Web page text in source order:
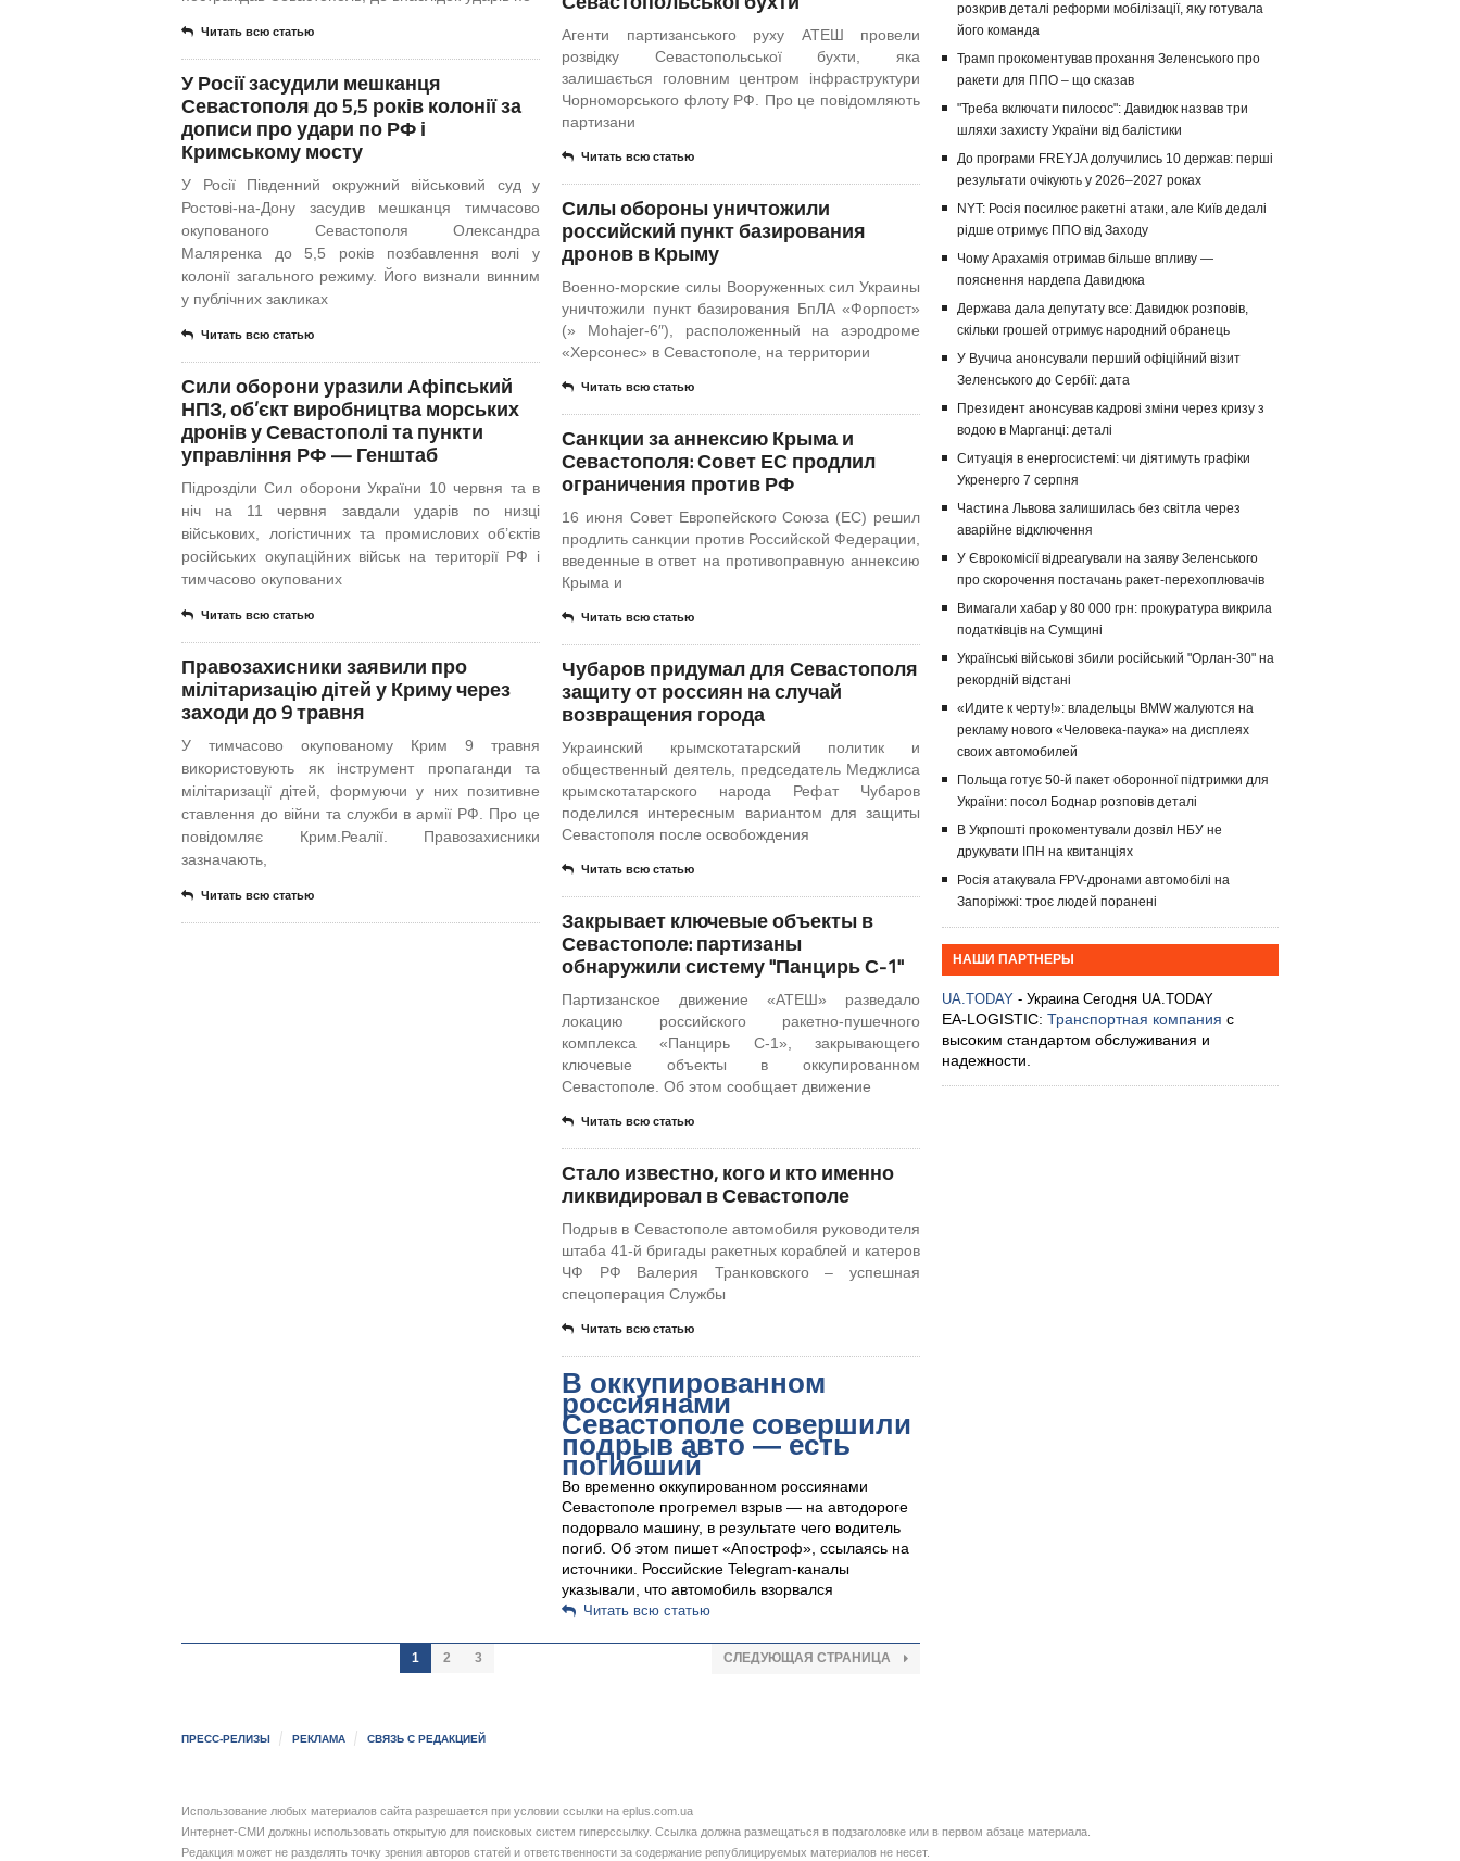
Читать всю статью
У Росії засудили мешканця
Севастополя до 5,5 років колонії за
дописи про удари по РФ і
Кримському мосту
У Росії Південний окружний військовий суд у
Ростові-на-Дону засудив мешканця тимчасово
окупованого Севастополя Олександра
Маляренка до 5,5 років позбавлення волі у
колонії загального режиму. Його визнали винним
у публічних закликах
Читать всю статью
Сили оборони уразили Афіпський
НПЗ, об’єкт виробництва морських
дронів у Севастополі та пункти
управління РФ — Генштаб
Підрозділи Сил оборони України 10 червня та в
ніч на 11 червня завдали ударів по низці
військових, логістичних та промислових об’єктів
російських окупаційних військ на території РФ і
тимчасово окупованих
Читать всю статью
Правозахисники заявили про
мілітаризацію дітей у Криму через
заходи до 9 травня
У тимчасово окупованому Крим 9 травня
використовують як інструмент пропаганди та
мілітаризації дітей, формуючи у них позитивне
ставлення до війни та служби в армії РФ. Про це
повідомляє Крим.Реалії. Правозахисники
зазначають,
Читать всю статью
Агенти партизанського руху АТЕШ провели
розвідку Севастопольської бухти, яка
залишається головним центром інфраструктури
Чорноморського флоту РФ. Про це повідомляють
партизани
Читать всю статью
Силы обороны уничтожили
российский пункт базирования
дронов в Крыму
Военно-морские силы Вооруженных сил Украины
уничтожили пункт базирования БпЛА «Форпост»
(» Mohajer-6″), расположенный на аэродроме
«Херсонес» в Севастополе, на территории
Читать всю статью
Санкции за аннексию Крыма и
Севастополя: Совет ЕС продлил
ограничения против РФ
16 июня Совет Европейского Союза (ЕС) решил
продлить санкции против Российской Федерации,
введенные в ответ на противоправную аннексию
Крыма и
Читать всю статью
Чубаров придумал для Севастополя
защиту от россиян на случай
возвращения города
Украинский крымскотатарский политик и
общественный деятель, председатель Меджлиса
крымскотатарского народа Рефат Чубаров
поделился интересным вариантом для защиты
Севастополя после освобождения
Читать всю статью
Закрывает ключевые объекты в
Севастополе: партизаны
обнаружили систему "Панцирь С-1"
Партизанское движение «АТЕШ» разведало
локацию российского ракетно-пушечного
комплекса «Панцирь С-1», закрывающего
ключевые объекты в оккупированном
Севастополе. Об этом сообщает движение
Читать всю статью
Стало известно, кого и кто именно
ликвидировал в Севастополе
Подрыв в Севастополе автомобиля руководителя
штаба 41-й бригады ракетных кораблей и катеров
ЧФ РФ Валерия Транковского – успешная
спецоперация Службы
Читать всю статью
В оккупированном
россиянами
Севастополе совершили
подрыв авто — есть
погибший
Во временно оккупированном россиянами
Севастополе прогремел взрыв — на автодороге
подорвало машину, в результате чего водитель
погиб. Об этом пишет «Апостроф», ссылаясь на
источники. Российские Telegram-каналы
указывали, что автомобиль взорвался
Читать всю статью
1 2 3 СЛЕДУЮЩАЯ СТРАНИЦА
розкрив деталі реформи мобілізації, яку готувала
його команда
Трамп прокоментував прохання Зеленського про
ракети для ППО – що сказав
"Треба включати пилосос": Давидюк назвав три
шляхи захисту України від балістики
До програми FREYJA долучились 10 держав: перші
результати очікують у 2026–2027 роках
NYT: Росія посилює ракетні атаки, але Київ дедалі
рідше отримує ППО від Заходу
Чому Арахамія отримав більше впливу —
пояснення нардепа Давидюка
Держава дала депутату все: Давидюк розповів,
скільки грошей отримує народний обранець
У Вучича анонсували перший офіційний візит
Зеленського до Сербії: дата
Президент анонсував кадрові зміни через кризу з
водою в Марганці: деталі
Ситуація в енергосистемі: чи діятимуть графіки
Укренерго 7 серпня
Частина Львова залишилась без світла через
аварійне відключення
У Єврокомісії відреагували на заяву Зеленського
про скорочення постачань ракет-перехоплювачів
Вимагали хабар у 80 000 грн: прокуратура викрила
податківців на Сумщині
Українські військові збили російський "Орлан-30" на
рекордній відстані
«Идите к черту!»: владельцы BMW жалуются на
рекламу нового «Человека-паука» на дисплеях
своих автомобилей
Польща готує 50-й пакет оборонної підтримки для
України: посол Боднар розповів деталі
В Укрпошті прокоментували дозвіл НБУ не
друкувати ІПН на квитанціях
Росія атакувала FPV-дронами автомобілі на
Запоріжжі: троє людей поранені
НАШИ ПАРТНЕРЫ
UA.TODAY - Украина Сегодня UA.TODAY
EA-LOGISTIC: Транспортная компания с
высоким стандартом обслуживания и
надежности.
ПРЕСС-РЕЛИЗЫ РЕКЛАМА СВЯЗЬ С РЕДАКЦИЕЙ
Использование любых материалов сайта разрешается при условии ссылки на eplus.com.ua
Интернет-СМИ должны использовать открытую для поисковых систем гиперссылку. Ссылка должна размещаться в подзаголовке или в первом абзаце материала.
Редакция может не разделять точку зрения авторов статей и ответственности за содержание републицируемых материалов не несет.